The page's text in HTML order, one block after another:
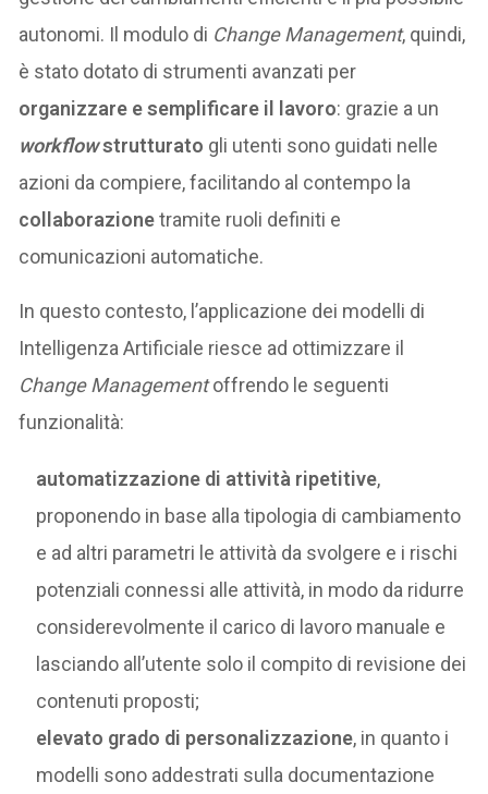
autonomi. Il modulo di Change Management, quindi,
è stato dotato di strumenti avanzati per
organizzare e semplificare il lavoro: grazie a un
workflowstrutturato gli utenti sono guidati nelle
azioni da compiere, facilitando al contempo la
collaborazionetramite ruoli definiti e
comunicazioni automatiche.
In questo contesto, l’applicazione dei modelli di
Intelligenza Artificiale riesce ad ottimizzare il
Change Managementoffrendo le seguenti
funzionalità:
automatizzazione di attività ripetitive,
proponendo in base alla tipologia di cambiamento
e ad altri parametri le attività da svolgere e i rischi
potenziali connessi alle attività, in modo da ridurre
considerevolmente il carico di lavoro manuale e
lasciando all’utente solo il compito di revisione dei
contenuti proposti;
elevato grado di personalizzazione, in quanto i
modelli sono addestrati sulla documentazione